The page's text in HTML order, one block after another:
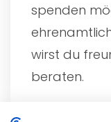
spenden
wirst du
beraten.